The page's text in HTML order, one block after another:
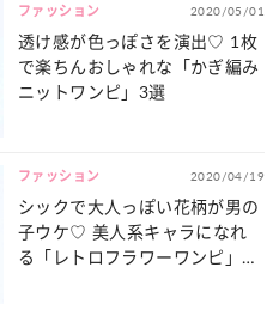
ファッション 2020/05/01
透け感が色っぽさを演出♡ 1枚
で楽ちんおしゃれな「かぎ編み
ニットワンピ」3選
ファッション 2020/04/19
シックで大人っぽい花柄が男の
子ウケ♡ 美人系キャラになれ
る「レトロフラワーワンピ」3